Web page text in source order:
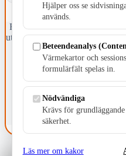
Fristående
ut tidningen Skillingaryd.nu och
april 2026 omfattar
Värnamo och
E-post:
Postadress:
Hjälper oss se
används.
Beteendeanalys
Värmekartor och
formulärfält spelas in.
Nödvändiga
Krävs för
säkerhet.
Läs mer om kakor